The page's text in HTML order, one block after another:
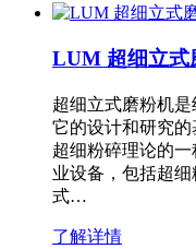
LUM 超细立式
超细立式磨粉机是
它的设计和研究
超细粉碎理论的
业设备，包括超
式…
了解详情